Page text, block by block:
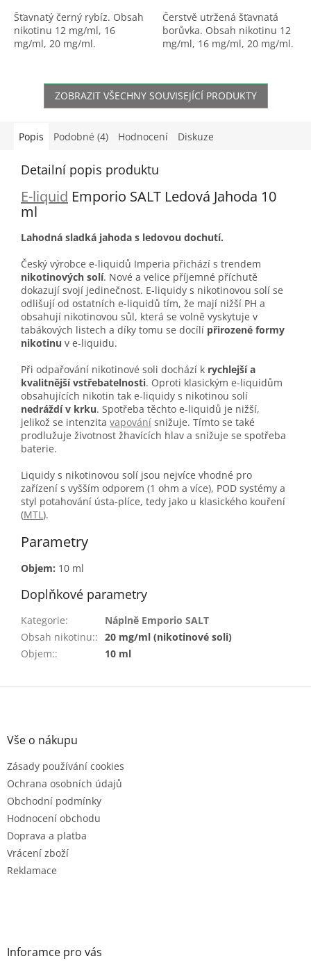
Šťavnatý černý rybíz. Obsah
nikotinu 12 mg/ml, 16
mg/ml, 20 mg/ml.
Čerstvě utržená šťavnatá
borůvka. Obsah nikotinu 12
mg/ml, 16 mg/ml, 20 mg/ml.
ZOBRAZIT VŠECHNY SOUVISEJÍCÍ PRODUKTY
Popis Podobné (4) Hodnocení Diskuze
Detailní popis produktu
E-liquid Emporio SALT Ledová Jahoda 10
ml
Lahodná sladká jahoda s ledovou dochutí.
Český výrobce e-liquidů Imperia přichází s trendem
nikotinových solí. Nové a velice příjemné příchutě
dokazují svojí jedinečnost. E-liquidy s nikotinovou solí se
odlišují od ostatních e-liquidů tím, že mají nižší PH a
obsahují nikotinovou sůl, která se volně vyskytuje v
tabákových listech a díky tomu se docílí přirozené formy
nikotinu v e-liquidu.
Při odpařování nikotinové soli dochází k rychlejší a
kvalitnější vstřebatelnosti. Oproti klasickým e-liquidům
obsahujících nikotin tak e-liquidy s nikotinou solí
nedráždí v krku. Spotřeba těchto e-liquidů je nižší,
jelikož se intenzita vapování snižuje. Tímto se také
prodlužuje životnost žhavících hlav a snižuje se spotřeba
baterie.
Liquidy s nikotinovou solí jsou nejvíce vhodné pro
zařízení s vyšším odporem (1 ohm a více), POD systémy a
styl potahování ústa-plíce, tedy jako u klasického kouření
(MTL).
Parametry
Objem: 10 ml
Doplňkové parametry
Kategorie:
Náplně Emporio SALT
Obsah nikotinu:: 20 mg/ml (nikotinové soli)
Objem:: 10 ml
Z
Vše o nákupu
Zásady používání cookies
Ochrana osobních údajů
Obchodní podmínky
Hodnocení obchodu
Doprava a platba
Vrácení zboží
Reklamace
Inforamce pro vás